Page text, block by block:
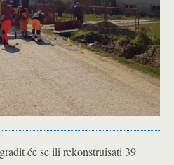
će se ili rekonstruisati 39